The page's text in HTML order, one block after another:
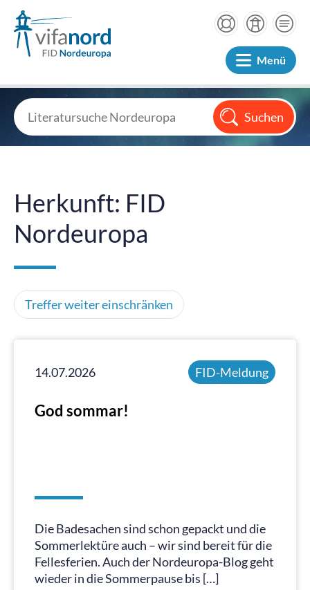
Menü
Herkunft: FID
Nordeuropa
Treffer weiter einschränken
14.07.2026 FID-Meldung
God sommar!
Die Badesachen sind schon gepackt und die
Sommerlektüre auch – wir sind bereit für die
Fellesferien. Auch der Nordeuropa-Blog geht
wieder in die Sommerpause bis […]